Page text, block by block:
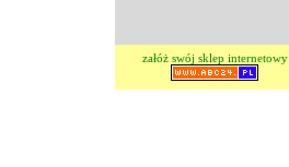
załóż swój sklep internetowy